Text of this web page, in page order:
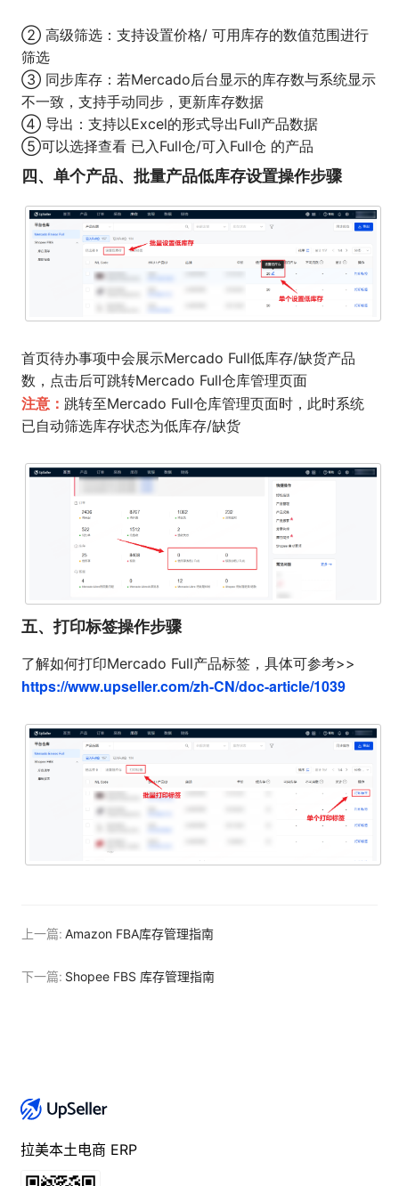
② 高级筛选：支持设置价格/ 可用库存的数值范围进行
筛选
③ 同步库存：若Mercado后台显示的库存数与系统显示
不一致，支持手动同步，更新库存数据
④ 导出：支持以Excel的形式导出Full产品数据
⑤可以选择查看 已入Full仓/可入Full仓 的产品
四、单个产品、批量产品低库存设置操作步骤
首页待办事项中会展示Mercado Full低库存/缺货产品
数，点击后可跳转Mercado Full仓库管理页面
注意： 跳转至Mercado Full仓库管理页面时，此时系统
已自动筛选库存状态为低库存/缺货
五、打印标签操作步骤
了解如何打印Mercado Full产品标签，具体可参考>>
https://www.upseller.com/zh-CN/doc-article/1039
上一篇: Amazon FBA库存管理指南
下一篇: Shopee FBS 库存管理指南
拉美本土电商 ERP